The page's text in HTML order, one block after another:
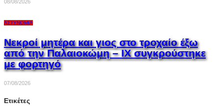
08/08/2026
ΑΣΤΥΝΟΜΊΑ
Νεκροί μητέρα και γιος στο τροχαίο έξω
από την Παλαιοκώμη – ΙΧ συγκρούστηκε
με φορτηγό
07/08/2026
Ετικέτες